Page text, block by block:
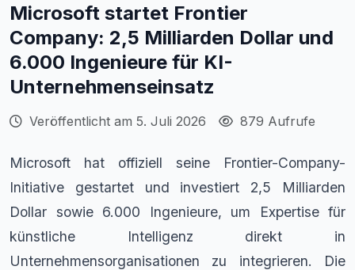
Microsoft startet Frontier
Company: 2,5 Milliarden Dollar und
6.000 Ingenieure für KI-
Unternehmenseinsatz
Veröffentlicht am 5. Juli 2026 879 Aufrufe
Microsoft hat offiziell seine Frontier-Company-
Initiative gestartet und investiert 2,5 Milliarden
Dollar sowie 6.000 Ingenieure, um Expertise für
künstliche Intelligenz direkt in
Unternehmensorganisationen zu integrieren. Die